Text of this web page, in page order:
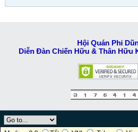
Hội Quán Phi
Diễn Đàn Chiến Hữu & Thân Hữu